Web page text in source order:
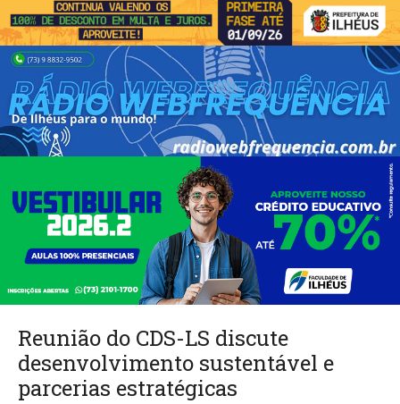
Reunião do CDS-LS discute
desenvolvimento sustentável e
parcerias estratégicas